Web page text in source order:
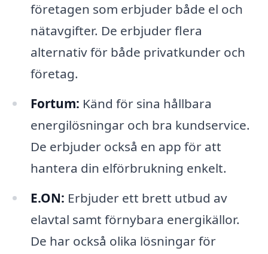
företagen som erbjuder både el och
nätavgifter. De erbjuder flera
alternativ för både privatkunder och
företag.
Fortum: Känd för sina hållbara
energilösningar och bra kundservice.
De erbjuder också en app för att
hantera din elförbrukning enkelt.
E.ON: Erbjuder ett brett utbud av
elavtal samt förnybara energikällor.
De har också olika lösningar för